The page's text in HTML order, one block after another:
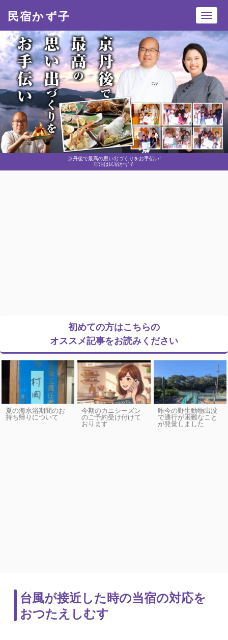
京丹後で最高の思い出づくりをお手伝い!
宿泊は民宿かず子
民宿かず子
初めての方はこちらの
オススメ記事をお読みください
夏の海水浴期間のお
持ち帰りについて
今期のカニシーズン
のご予約受け付けて
おります
昨今の野生動物出没
で通行が困難なこと
が発覚しました
台風が接近した時の当宿の対応を
おつたえしむす